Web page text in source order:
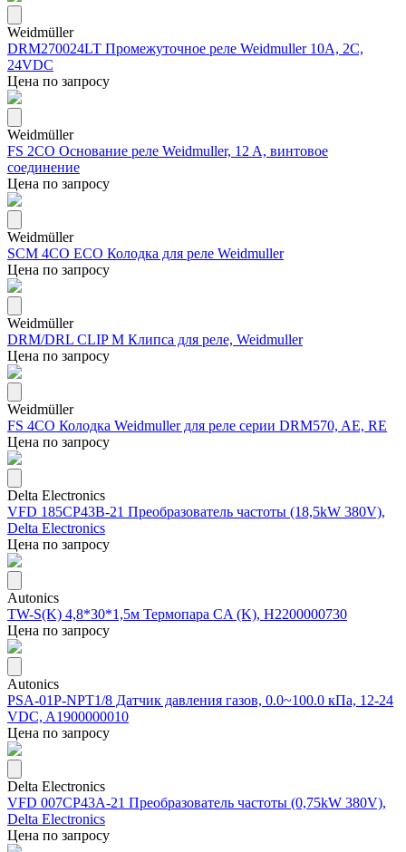
Weidmüller
DRM270024LT Промежуточное реле Weidmuller 10A, 2С,
24VDC
Цена по запросу
Weidmüller
FS 2CO Основание реле Weidmuller, 12 A, винтовое
соединение
Цена по запросу
Weidmüller
SCM 4CO ECO Колодка для реле Weidmuller
Цена по запросу
Weidmüller
DRM/DRL CLIP M Клипса для реле, Weidmuller
Цена по запросу
Weidmüller
FS 4CO Колодка Weidmuller для реле серии DRM570, AE, RE
Цена по запросу
Delta Electronics
VFD 185CP43B-21 Преобразователь частоты (18,5kW 380V),
Delta Electronics
Цена по запросу
Autonics
TW-S(K) 4,8*30*1,5м Термопара CA (K), H2200000730
Цена по запросу
Autonics
PSA-01P-NPT1/8 Датчик давления газов, 0.0~100.0 кПа, 12-24
VDC, A1900000010
Цена по запросу
Delta Electronics
VFD 007CP43A-21 Преобразователь частоты (0,75kW 380V),
Delta Electronics
Цена по запросу